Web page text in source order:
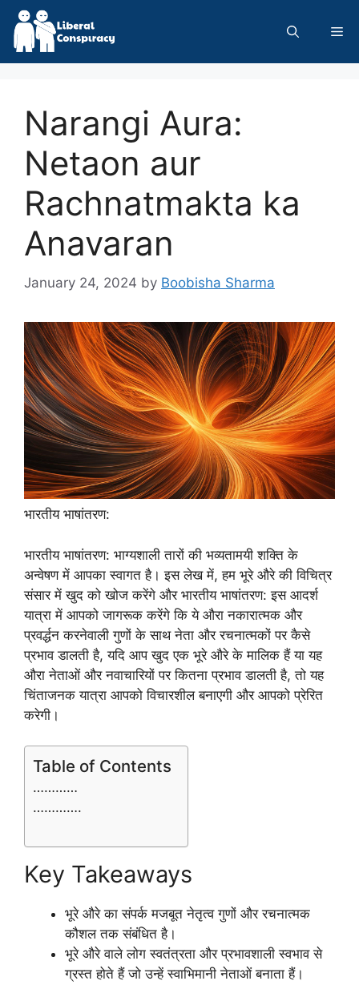
Skip
content
Narangi Aura:
Netaon aur
Rachnatmakta ka
Anavaran
January 24, 2024 by Boobisha Sharma
भारतीय भाषांतरण:
भारतीय भाषांतरण: भाग्यशाली तारों की भव्यतामयी शक्ति के
अन्वेषण में आपका स्वागत है। इस लेख में, हम भूरे औरे की विचित्र
संसार में खुद को खोज करेंगे और भारतीय भाषांतरण: इस आदर्श
यात्रा में आपको जागरूक करेंगे कि ये औरा नकारात्मक और
प्रवर्द्धन करनेवाली गुणों के साथ नेता और रचनात्मकों पर कैसे
प्रभाव डालती है, यदि आप खुद एक भूरे औरे के मालिक हैं या यह
औरा नेताओं और नवाचारियों पर कितना प्रभाव डालती है, तो यह
चिंताजनक यात्रा आपको विचारशील बनाएगी और आपको प्रेरित
करेगी।
Table of Contents
…………
………….
Key Takeaways
भूरे औरे का संपर्क मजबूत नेतृत्व गुणों और रचनात्मक
कौशल तक संबंधित है।
भूरे औरे वाले लोग स्वतंत्रता और प्रभावशाली स्वभाव से
ग्रस्त होते हैं जो उन्हें स्वाभिमानी नेताओं बनाता हैं।